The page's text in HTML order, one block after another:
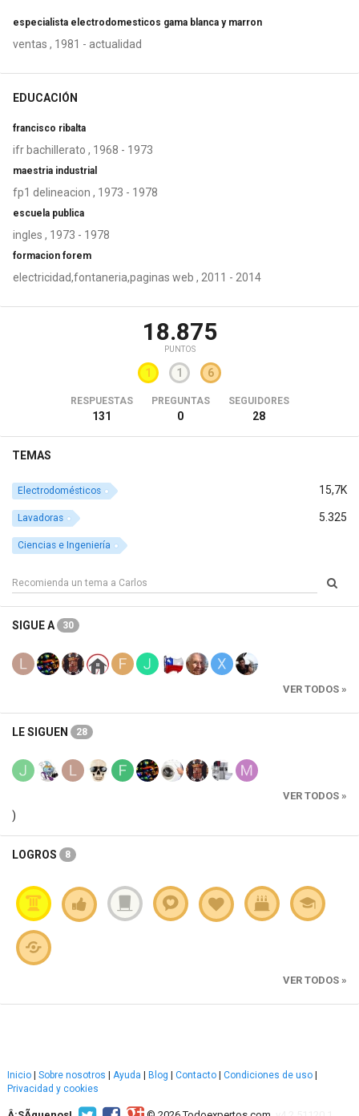
especialista electrodomesticos gama blanca y marron
ventas , 1981 - actualidad
EDUCACIÓN
francisco ribalta
ifr bachillerato , 1968 - 1973
maestria industrial
fp1 delineacion , 1973 - 1978
escuela publica
ingles , 1973 - 1978
formacion forem
electricidad,fontaneria,paginas web , 2011 - 2014
18.875
PUNTOS
1 1 6
RESPUESTAS
131
PREGUNTAS
0
SEGUIDORES
28
TEMAS
15,7K
Electrodomésticos
5.325
Lavadoras
Ciencias e Ingeniería
SIGUE A 30
VER TODOS »
LE SIGUEN 28
VER TODOS »
)
LOGROS 8
VER TODOS »
Inicio | Sobre nosotros | Ayuda | Blog | Contacto | Condiciones de uso |
Privacidad y cookies